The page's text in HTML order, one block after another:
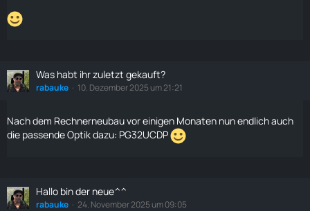
Was habt ihr zuletzt gekauft?
rabauke 10. Dezember 2025 um 21:21
Nach dem Rechnerneubau vor einigen Monaten nun endlich auch
die passende Optik dazu: PG32UCDP
Hallo bin der neue^^
rabauke 24. November 2025 um 09:05